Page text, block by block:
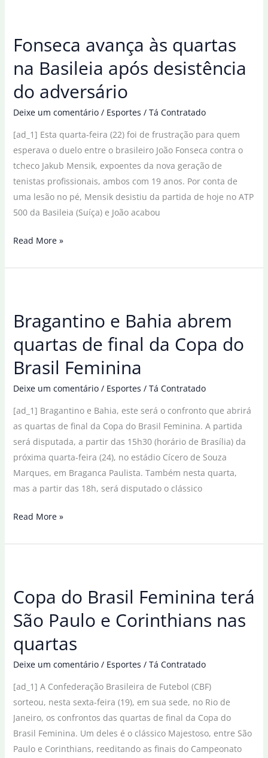
e
às
quartas
Mundial
Sub-
17
Fonseca avança às quartas
na Basileia após desistência
do adversário
Deixe um comentário / Esportes / Tá Contratado
[ad_1] Esta quarta-feira (22) foi de frustração para quem
esperava o duelo entre o brasileiro João Fonseca contra o
tcheco Jakub Mensik, expoentes da nova geração de
tenistas profissionais, ambos com 19 anos. Por conta de
uma lesão no pé, Mensik desistiu da partida de hoje no ATP
500 da Basileia (Suíça) e João acabou
Fonseca
às
Basileia
desistência
do
Read More »
Bragantino e Bahia abrem
quartas de final da Copa do
Brasil Feminina
Deixe um comentário / Esportes / Tá Contratado
[ad_1] Bragantino e Bahia, este será o confronto que abrirá
as quartas de final da Copa do Brasil Feminina. A partida
será disputada, a partir das 15h30 (horário de Brasília) da
próxima quarta-feira (24), no estádio Cícero de Souza
Marques, em Braganca Paulista. Também nesta quarta,
mas a partir das 18h, será disputado o clássico
Bragantino
Bahia
de
da
Copa
do
Brasil
Feminina
Read More »
Copa do Brasil Feminina terá
São Paulo e Corinthians nas
quartas
Deixe um comentário / Esportes / Tá Contratado
[ad_1] A Confederação Brasileira de Futebol (CBF)
sorteou, nesta sexta-feira (19), em sua sede, no Rio de
Janeiro, os confrontos das quartas de final da Copa do
Brasil Feminina. Um deles é o clássico Majestoso, entre São
Paulo e Corinthians, reeditando as finais do Campeonato